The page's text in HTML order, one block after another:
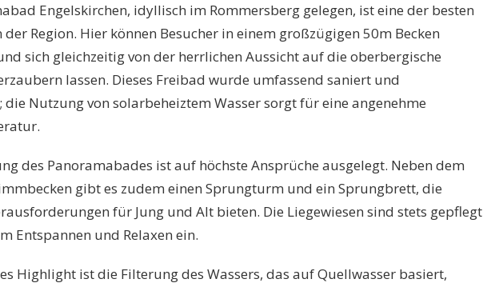
Engelskirchen, idyllisch im Rommersberg gelegen, ist eine der besten
der Region. Hier können Besucher in einem großzügigen 50m Becken
sich gleichzeitig von der herrlichen Aussicht auf die oberbergische
lassen. Dieses Freibad wurde umfassend saniert und
Nutzung von solarbeheiztem Wasser sorgt für eine angenehme
des Panoramabades ist auf höchste Ansprüche ausgelegt. Neben dem
gibt es zudem einen Sprungturm und ein Sprungbrett, die
für Jung und Alt bieten. Die Liegewiesen sind stets gepflegt
Entspannen und Relaxen ein.
Highlight ist die Filterung des Wassers, das auf Quellwasser basiert,